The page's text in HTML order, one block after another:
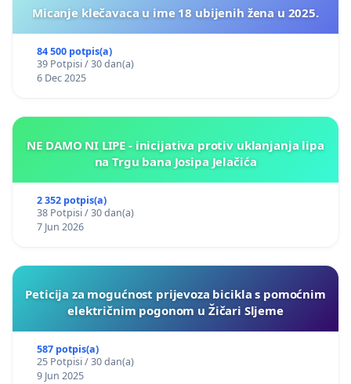
Micanje klečavaca u ime 18 ubijenih žena u 2025.
84 500 potpis(a)
39 Potpisi / 30 dan(a)
6 Dec 2025
NE DAMO NI LIPE - inicijativa protiv uklanjanja lipa
na Trgu bana Josipa Jelačića
2 352 potpis(a)
38 Potpisi / 30 dan(a)
7 Jun 2026
Peticija za mogućnost prijevoza bicikla s pomoćnim
električnim pogonom u Žičari Sljeme
587 potpis(a)
25 Potpisi / 30 dan(a)
9 Jun 2025